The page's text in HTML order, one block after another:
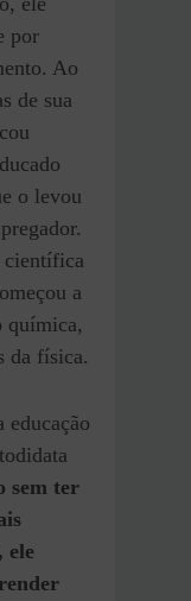
por
Ao
de sua
o levou
científica
a
química,
da física.
educação
sem ter
ele